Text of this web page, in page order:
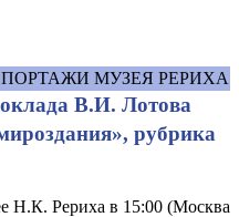
МУЗЕЯ РЕРИХА
В.И. Лотова
рубрика
Н.К. Рериха в 15:00 (Москва